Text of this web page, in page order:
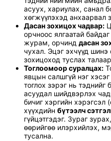
асуух, хариулах, санал
хөгжүүлэхэд анхаарвал
Дасан зохицох чадвар:
орчноос ялгаатай
журам, орчинд дасан
чухал. Эцэг эхчүүд
зохицоход туслах
Тоглоомоор суралцах:
явцын салшгүй нэг
тоглох зэрэг нь тэднийг
асуудал шийдвэрлэх
бичиг хэргийн хэрэгсэл
хүүхдийн бүтээлч
гүйцэтгэдэг. Зураг
өөрийгөө илэрхийлэх,
тусална.